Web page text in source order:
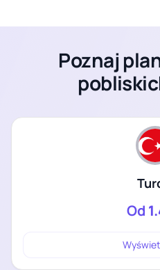
Poznaj
Od